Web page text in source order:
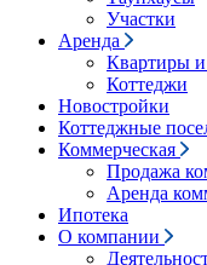
Участки
Аренда
Квартиры
Коттеджи
Новостройки
Коттеджные
Коммерческая
Продажа
Аренда
Ипотека
О компании